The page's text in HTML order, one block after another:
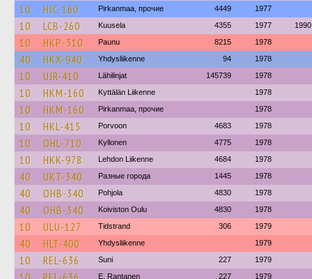
10 HJC-160 Pirkanmaa, прочие 4449 1977
10 LCB-260 Kuusela 4355 1977 1990
10 HKP-310 Paunu 8215 1978
40 HKX-940 Yhdysliikenne 94 1978
10 UJR-410 Lähilinjat 145739 1978
10 HKM-160 Kyttälän Liikenne 1978
10 HKM-160 Pirkanmaa, прочие 1978
10 HKL-415 Porvoon 4683 1978
10 OHL-710 Kyllonen 4775 1978
10 HKK-978 Lehdon Liikenne 4684 1978
40 UKT-340 Разные города 1445 1978
40 OHB-340 Pohjola 4830 1978
40 OHB-340 Koiviston Oulu 4830 1978
10 ULU-127 Tidstrand 306 1979
40 HLT-400 Yhdysliikenne 1979
10 REL-636 Suni 227 1979
E. Rantanen 227 1979